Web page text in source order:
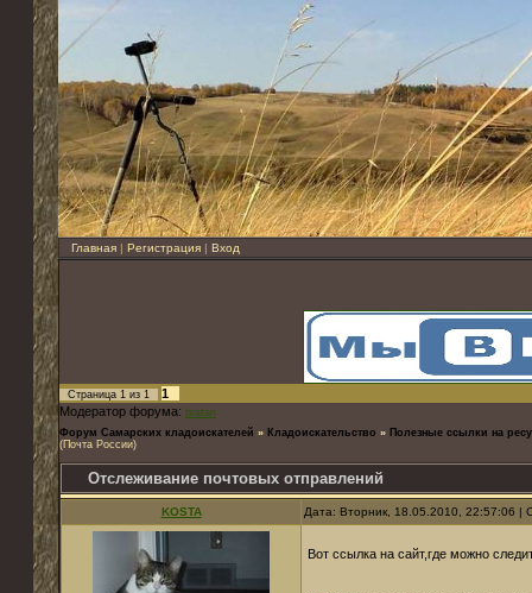
Главная | Регистрация | Вход
Страница 1 из 1
1
Модератор форума: bratan
Форум Самарских кладоискателей » Кладоискательство » Полезные ссылки на
(Почта России)
Отслеживание почтовых отправлений
KOSTA Дата: Вторник, 18.05.2010, 22:57:06
Вот ссылка на сайт,где можно